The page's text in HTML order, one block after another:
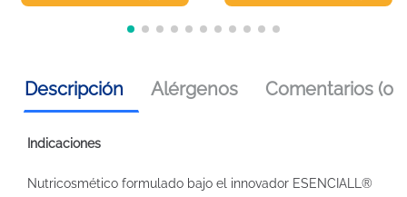
Descripción Alérgenos Comentarios (0)
Indicaciones
Nutricosmético formulado bajo el innovador ESENCIALL®